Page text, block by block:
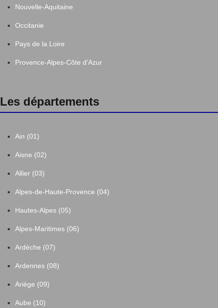
Nouvelle-Aquitaine
Occitanie
Pays de la Loire
Provence-Alpes-Côte d'Azur
Les départements
Ain (01)
Aisne (02)
Allier (03)
Alpes-de-Haute-Provence (04)
Hautes-Alpes (05)
Alpes-Maritimes (06)
Ardèche (07)
Ardennes (08)
Ariège (09)
Aube (10)